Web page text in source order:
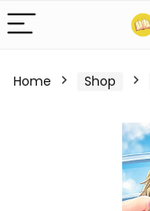
Home Shop